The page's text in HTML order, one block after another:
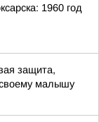
1960 год
защита,
малышу